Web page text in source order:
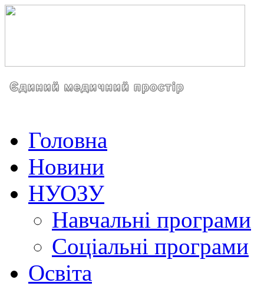
Головна
Новини
НУОЗУ
Навчальні програми
Соціальні програми
Освіта